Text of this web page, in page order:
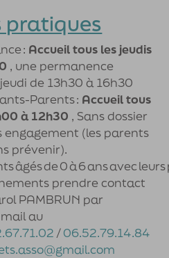
: Accueil tous les jeudis
, une permanence
de 13h30 à 16h30
Parents : Accueil tous
à 12h30 , Sans dossier
engagement (les parents
prévenir).
âgés de 0 à 6 ans avec
prendre contact
PAMBRUN par
au
/06.52.79.14.84